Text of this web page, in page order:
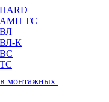
АМН ТС
К
монтажных